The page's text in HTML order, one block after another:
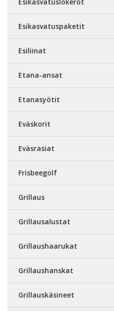
Esikasvatuspaketit
Esiliinat
Etana-ansat
Etanasyötit
Eväskorit
Eväsrasiat
Frisbeegolf
Grillaus
Grillausalustat
Grillaushaarukat
Grillaushanskat
Grillauskäsineet